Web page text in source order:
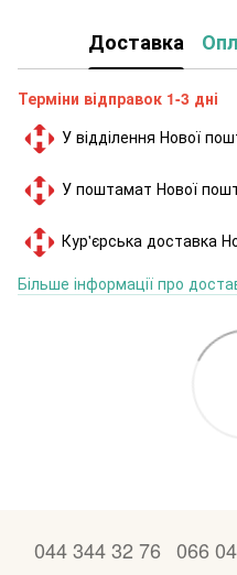
Доставка
Терміни відправок 1-3 дні
У відділення Нової
У поштамат Нової
Кур'єрська доставка
Більше інформації про
044 344 32 76 066